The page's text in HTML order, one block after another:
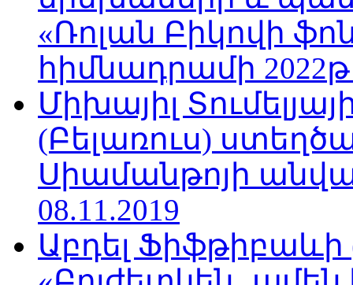
«Ռոլան Բիկովի
հիմնադրամի
Միխայիլ
(Բելառուս)
Սիամանթոյի
08.11.2019
Աբդել